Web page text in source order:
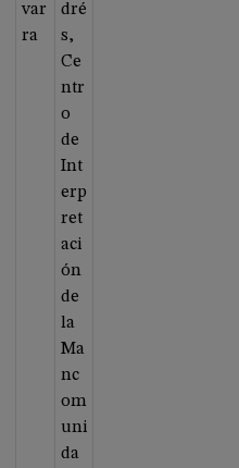
var
ra
dré
s,
Ce
ntr
o
de
Int
erp
ret
aci
ón
de
la
Ma
nc
om
uni
da